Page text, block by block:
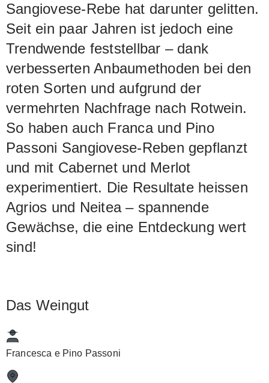
Sangiovese-Rebe hat darunter gelitten.
Seit ein paar Jahren ist jedoch eine
Trendwende feststellbar – dank
verbesserten Anbaumethoden bei den
roten Sorten und aufgrund der
vermehrten Nachfrage nach Rotwein.
So haben auch Franca und Pino
Passoni Sangiovese-Reben gepflanzt
und mit Cabernet und Merlot
experimentiert. Die Resultate heissen
Agrios und Neitea – spannende
Gewächse, die eine Entdeckung wert
sind!
Das Weingut
Francesca e Pino Passoni